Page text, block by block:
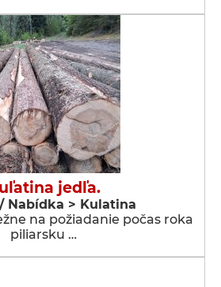
jedľa.
Nabídka > Kulatina
na požiadanie počas roka
piliarsku …